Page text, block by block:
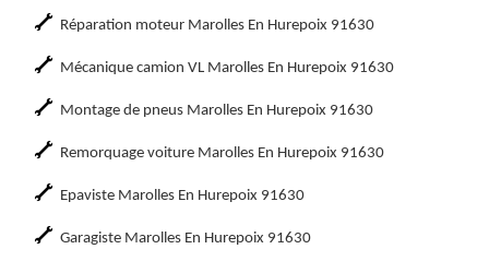
Réparation moteur Marolles En Hurepoix 91630
Mécanique camion VL Marolles En Hurepoix 91630
Montage de pneus Marolles En Hurepoix 91630
Remorquage voiture Marolles En Hurepoix 91630
Epaviste Marolles En Hurepoix 91630
Garagiste Marolles En Hurepoix 91630